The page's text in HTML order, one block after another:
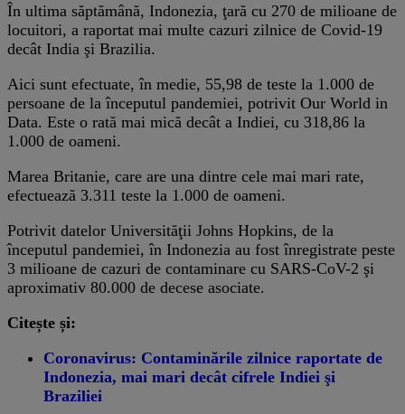
În ultima săptămână, Indonezia, ţară cu 270 de milioane de
locuitori, a raportat mai multe cazuri zilnice de Covid-19
decât India şi Brazilia.
Aici sunt efectuate, în medie, 55,98 de teste la 1.000 de
persoane de la începutul pandemiei, potrivit Our World in
Data. Este o rată mai mică decât a Indiei, cu 318,86 la
1.000 de oameni.
Marea Britanie, care are una dintre cele mai mari rate,
efectuează 3.311 teste la 1.000 de oameni.
Potrivit datelor Universităţii Johns Hopkins, de la
începutul pandemiei, în Indonezia au fost înregistrate peste
3 milioane de cazuri de contaminare cu SARS-CoV-2 şi
aproximativ 80.000 de decese asociate.
Citește și:
Coronavirus: Contaminările zilnice raportate de
Indonezia, mai mari decât cifrele Indiei şi
Braziliei